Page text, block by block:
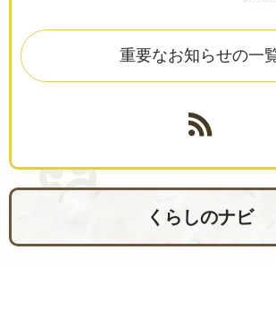
重要なお知らせの一
くらしのナビ